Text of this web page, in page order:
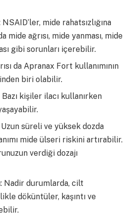
NSAID’ler, mide rahatsızlığına
mide ağrısı, mide yanması, mide
gibi sorunları içerebilir.
da Apranax Fort kullanımının
biri olabilir.
Bazı kişiler ilacı kullanırken
Uzun süreli ve yüksek dozda
mide ülseri riskini artırabilir.
verdiği dozajı
: Nadir durumlarda, cilt
döküntüler, kaşıntı ve